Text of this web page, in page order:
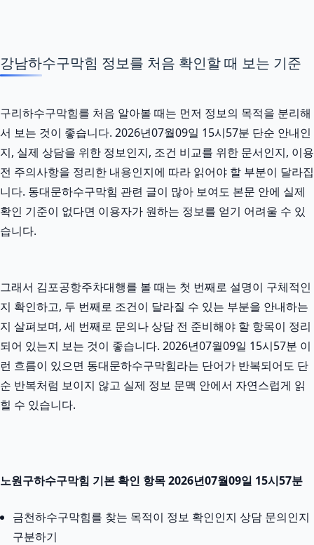
강남하수구막힘 정보를 처음 확인할 때 보는 기준
구리하수구막힘를 처음 알아볼 때는 먼저 정보의 목적을 분리해
서 보는 것이 좋습니다. 2026년07월09일 15시57분 단순 안내인
지, 실제 상담을 위한 정보인지, 조건 비교를 위한 문서인지, 이용
전 주의사항을 정리한 내용인지에 따라 읽어야 할 부분이 달라집
니다. 동대문하수구막힘 관련 글이 많아 보여도 본문 안에 실제
확인 기준이 없다면 이용자가 원하는 정보를 얻기 어려울 수 있
습니다.
그래서 김포공항주차대행를 볼 때는 첫 번째로 설명이 구체적인
지 확인하고, 두 번째로 조건이 달라질 수 있는 부분을 안내하는
지 살펴보며, 세 번째로 문의나 상담 전 준비해야 할 항목이 정리
되어 있는지 보는 것이 좋습니다. 2026년07월09일 15시57분 이
런 흐름이 있으면 동대문하수구막힘라는 단어가 반복되어도 단
순 반복처럼 보이지 않고 실제 정보 문맥 안에서 자연스럽게 읽
힐 수 있습니다.
노원구하수구막힘 기본 확인 항목 2026년07월09일 15시57분
금천하수구막힘를 찾는 목적이 정보 확인인지 상담 문의인지
구분하기